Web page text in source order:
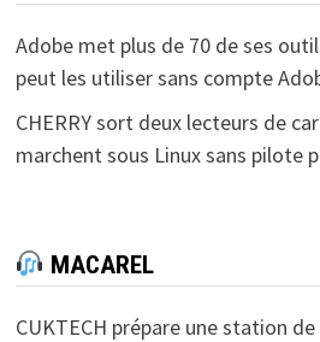
Adobe met plus de 70 de ses
peut les utiliser sans compte
CHERRY sort deux lecteurs de
marchent sous Linux sans pilote
MACAREL
CUKTECH prépare une station